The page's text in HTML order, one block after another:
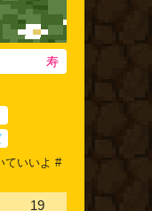
寿
ていいよ #
19